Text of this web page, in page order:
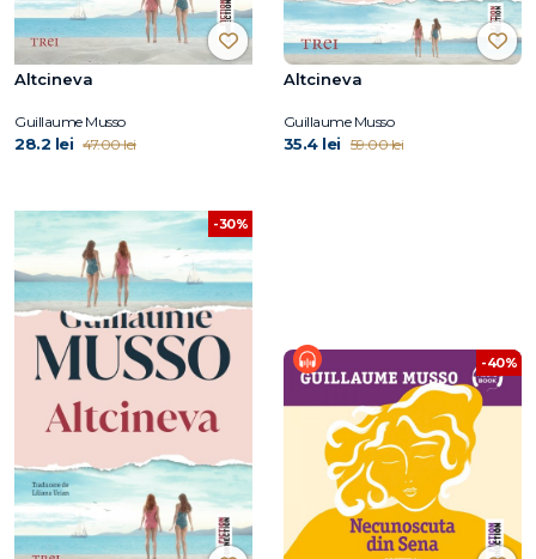
Altcineva
Guillaume Musso
28.2 lei 47.00 lei
Altcineva
Guillaume Musso
35.4 lei 59.00 lei
-30%
-40%